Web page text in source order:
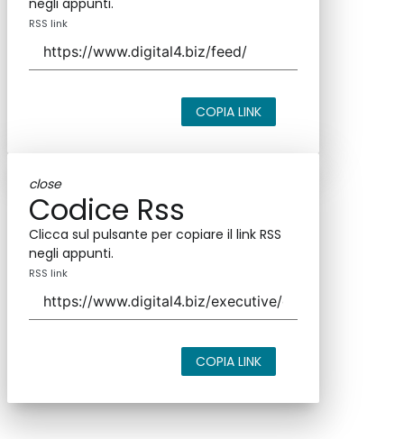
negli appunti.
RSS link
COPIA LINK
close
Codice Rss
Clicca sul pulsante per copiare il link RSS
negli appunti.
RSS link
COPIA LINK